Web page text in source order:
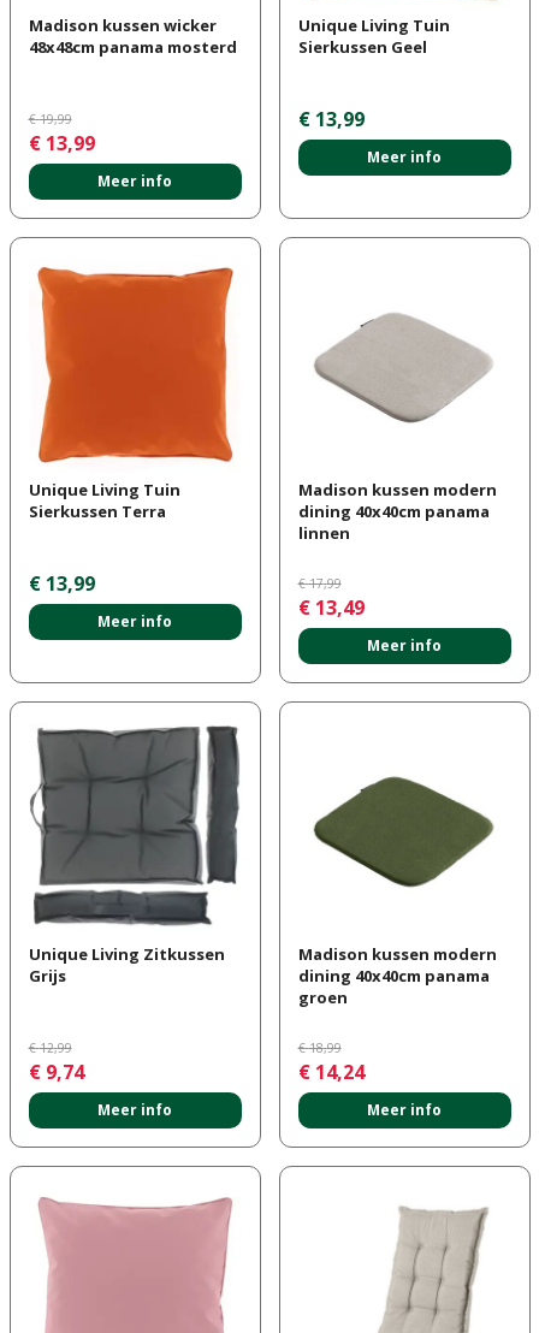
Madison kussen wicker
48x48cm panama mosterd
€ 19,99
€ 13,99
Meer info
Unique Living Tuin
Sierkussen Geel
€ 13,99
Meer info
Unique Living Tuin
Sierkussen Terra
€ 13,99
Meer info
Madison kussen modern
dining 40x40cm panama
linnen
€ 17,99
€ 13,49
Meer info
Unique Living Zitkussen
Grijs
€ 12,99
€ 9,74
Meer info
Madison kussen modern
dining 40x40cm panama
groen
€ 18,99
€ 14,24
Meer info